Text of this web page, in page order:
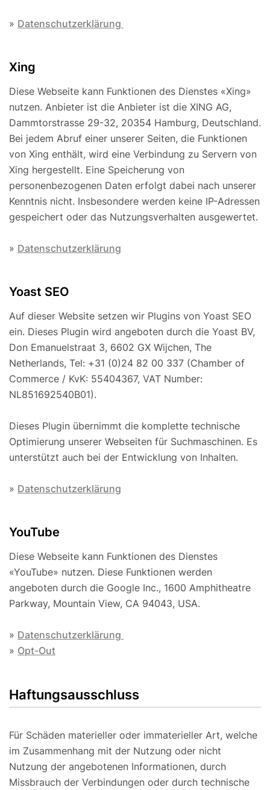
» Datenschutzerklärung
Xing
Diese Webseite kann Funktionen des Dienstes «Xing»
nutzen. Anbieter ist die Anbieter ist die XING AG,
Dammtorstrasse 29-32, 20354 Hamburg, Deutschland.
Bei jedem Abruf einer unserer Seiten, die Funktionen
von Xing enthält, wird eine Verbindung zu Servern von
Xing hergestellt. Eine Speicherung von
personenbezogenen Daten erfolgt dabei nach unserer
Kenntnis nicht. Insbesondere werden keine IP-Adressen
gespeichert oder das Nutzungsverhalten ausgewertet.
» Datenschutzerklärung
Yoast SEO
Auf dieser Website setzen wir Plugins von Yoast SEO
ein. Dieses Plugin wird angeboten durch die Yoast BV,
Don Emanuelstraat 3, 6602 GX Wijchen, The
Netherlands, Tel: +31 (0)24 82 00 337 (Chamber of
Commerce / KvK: 55404367, VAT Number:
NL851692540B01).
Dieses Plugin übernimmt die komplette technische
Optimierung unserer Webseiten für Suchmaschinen. Es
unterstützt auch bei der Entwicklung von Inhalten.
» Datenschutzerklärung
YouTube
Diese Webseite kann Funktionen des Dienstes
«YouTube» nutzen. Diese Funktionen werden
angeboten durch die Google Inc., 1600 Amphitheatre
Parkway, Mountain View, CA 94043, USA.
» Datenschutzerklärung
» Opt-Out
Haftungsausschluss
Für Schäden materieller oder immaterieller Art, welche
im Zusammenhang mit der Nutzung oder nicht
Nutzung der angebotenen Informationen, durch
Missbrauch der Verbindungen oder durch technische